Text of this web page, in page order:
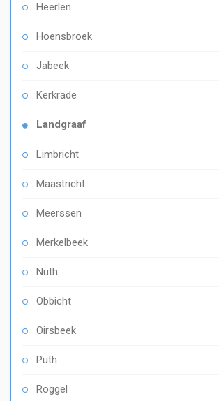
Heerlen
Hoensbroek
Jabeek
Kerkrade
Landgraaf
Limbricht
Maastricht
Meerssen
Merkelbeek
Nuth
Obbicht
Oirsbeek
Puth
Roggel